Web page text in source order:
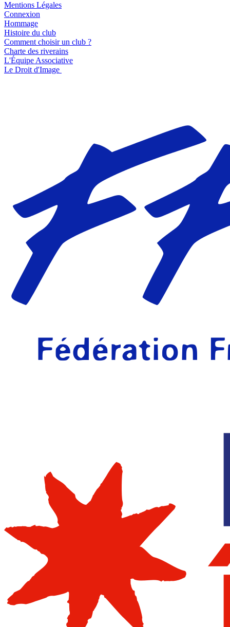
Mentions Légales
Connexion
Hommage
Histoire du club
Comment choisir un club ?
Charte des riverains
L'Équipe Associative
Le Droit d'Image